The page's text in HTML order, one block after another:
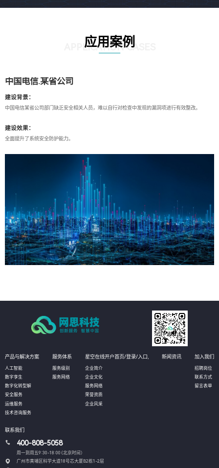
应用案例
APPLICATION CASES
中国电信.某省公司
建设背景：
中国电信某省公司部门缺乏安全相关人员，难以自行对检查中发现的漏洞项进行有效整改。
建设效果：
全面提升了系统安全防护能力。
产品与解决方案
人工智能
数字孪生
数字化转型解
安全服务
运维服务
技术咨询服务
服务体系
服务级别
服务网络
星空在线开户首页/登录/入口,
企业简介
企业文化
服务网络
荣誉资质
企业风采
新闻资讯 加入我们
招聘岗位
联系方式
留言表单
联系我们
400-808-5058
周一到周五9:30-18:00 (北京时间）
广州市黄埔区科学大道18号芯大厦B2栋1-2层